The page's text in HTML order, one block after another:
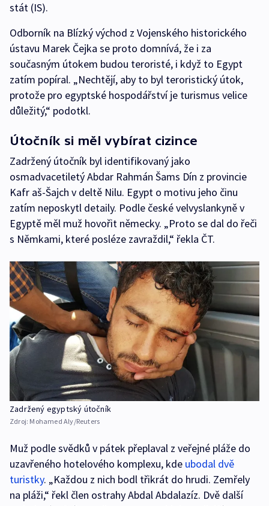
stát (IS).
Odborník na Blízký východ z Vojenského historického
ústavu Marek Čejka se proto domnívá, že i za
současným útokem budou teroristé, i když to Egypt
zatím popíral. „Nechtějí, aby to byl teroristický útok,
protože pro egyptské hospodářství je turismus velice
důležitý,“ podotkl.
Útočník si měl vybírat cizince
Zadržený útočník byl identifikovaný jako
osmadvacetiletý Abdar Rahmán Šams Dín z provincie
Kafr aš-Šajch v deltě Nilu. Egypt o motivu jeho činu
zatím neposkytl detaily. Podle české velvyslankyně v
Egyptě měl muž hovořit německy. „Proto se dal do řeči
s Němkami, které posléze zavraždil,“ řekla ČT.
Zadržený egyptský útočník
Zdroj: Mohamed Aly/Reuters
Muž podle svědků v pátek přeplaval z veřejné pláže do
uzavřeného hotelového komplexu, kde ubodal dvě
turistky. „Každou z nich bodl třikrát do hrudi. Zemřely
na pláži,“ řekl člen ostrahy Abdal Abdalazíz. Dvě další